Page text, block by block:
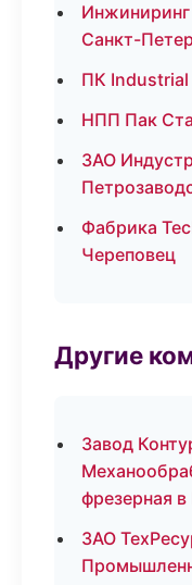
Санкт-
ПК
НПП Пак
ЗАО
Фабрика
Череповец
Другие
Завод
фрезерная
ЗАО